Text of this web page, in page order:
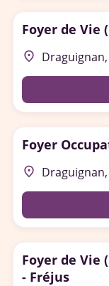
Foyer de Vie
place
Foyer
place
Foyer de Vie
- Fréjus